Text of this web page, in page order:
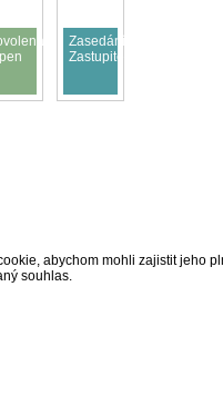
Zasedání
Zastupitelstva
abychom mohli zajistit jeho
souhlas.